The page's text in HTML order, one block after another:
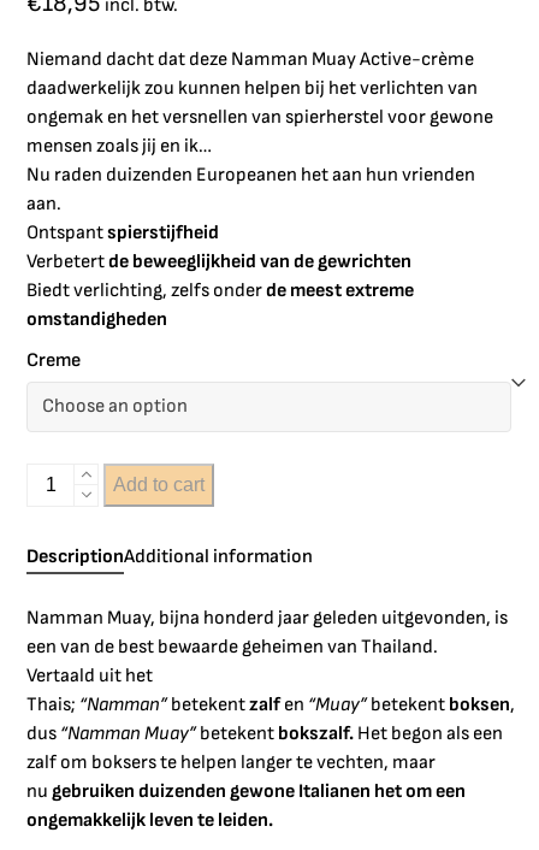
incl. btw.
Niemand dacht dat deze Namman Muay Active-crème
daadwerkelijk zou kunnen helpen bij het verlichten van
ongemak en het versnellen van spierherstel voor gewone
mensen zoals jij en ik…
Nu raden duizenden Europeanen het aan hun vrienden
aan.
Ontspantspierstijfheid
Verbetertde beweeglijkheid van de gewrichten
Biedt verlichting, zelfs onderde meest extreme
omstandigheden
Creme
Add to cart
DescriptionAdditional information
Namman Muay, bijna honderd jaar geleden uitgevonden, is
een van de best bewaarde geheimen van Thailand.
Vertaald uit het
Thais; “Namman”betekentzalfen “Muay”betekent boksen,
dus “Namman Muay”betekent bokszalf. Het begon als een
zalf om boksers te helpen langer te vechten, maar
nu gebruiken duizenden gewone Italianen het om een
ongemakkelijk leven te leiden.